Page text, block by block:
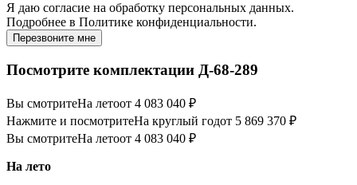
Я даю согласие на обработку персональных данных.
Подробнее в Политике конфиденциальности.
Перезвоните мне
Посмотрите комплектации Д-68-289
Вы смотритеНа летоот 4 083 040 ₽
Нажмите и посмотритеНа круглый годот 5 869 370 ₽
Вы смотритеНа летоот 4 083 040 ₽
На лето